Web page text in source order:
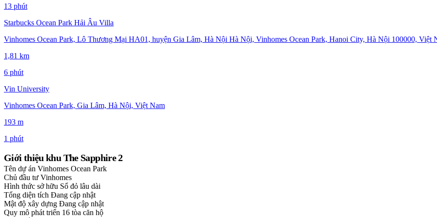
13 phút
Starbucks Ocean Park Hải Âu Villa
Vinhomes Ocean Park, Lô Thương Mại HA01, huyện Gia Lâm, Hà Nội Hà Nội, Vinhomes Ocean Park, Hanoi City, Hà Nội 100000, Việt
1,81 km
6 phút
Vin University
Vinhomes Ocean Park, Gia Lâm, Hà Nội, Việt Nam
193 m
1 phút
Giới thiệu khu The Sapphire 2
Tên dự án Vinhomes Ocean Park
Chủ đầu tư Vinhomes
Hình thức sở hữu Sổ đỏ lâu dài
Tổng diện tích Đang cập nhật
Mật độ xây dựng Đang cập nhật
Quy mô phát triển 16 tòa căn hộ